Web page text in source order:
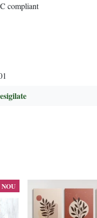
compliant
NOU